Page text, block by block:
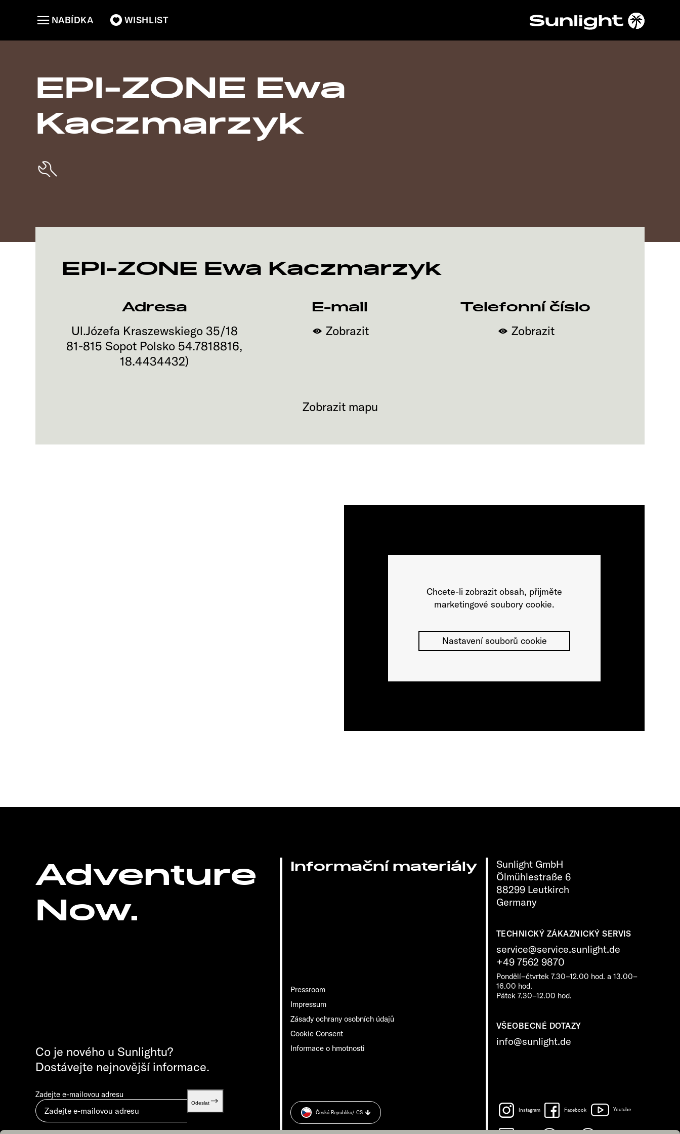
WISHLIST
NABÍDKA
EPI-ZONE Ewa
Kaczmarzyk
EPI-ZONE Ewa Kaczmarzyk
Adresa
Ul.Józefa Kraszewskiego 35/18
81-815 Sopot Polsko 54.7818816,
18.4434432)
E-mail
Zobrazit
Telefonní číslo
Zobrazit
Zobrazit mapu
Chcete-li zobrazit obsah, přijměte
marketingové soubory cookie.
Nastavení souborů cookie
Adventure
Now.
Sunlight GmbH
Ölmühlestraße 6
88299 Leutkirch
Germany
TECHNICKÝ ZÁKAZNICKÝ SERVIS
service@service.sunlight.de
+49 7562 9870
Pondělí–čtvrtek 7.30–12.00 hod. a 13.00–
16.00 hod.
Pátek 7.30–12.00 hod.
VŠEOBECNÉ DOTAZY
info@sunlight.de
Informační materiály
Pressroom
Impressum
Zásady ochrany osobních údajů
Cookie Consent
Informace o hmotnosti
Co je nového u Sunlightu?
Dostávejte nejnovější informace.
Zadejte e-mailovou adresu
Odeslat
Instagram Facebook Youtube
Česká Republika/ CS